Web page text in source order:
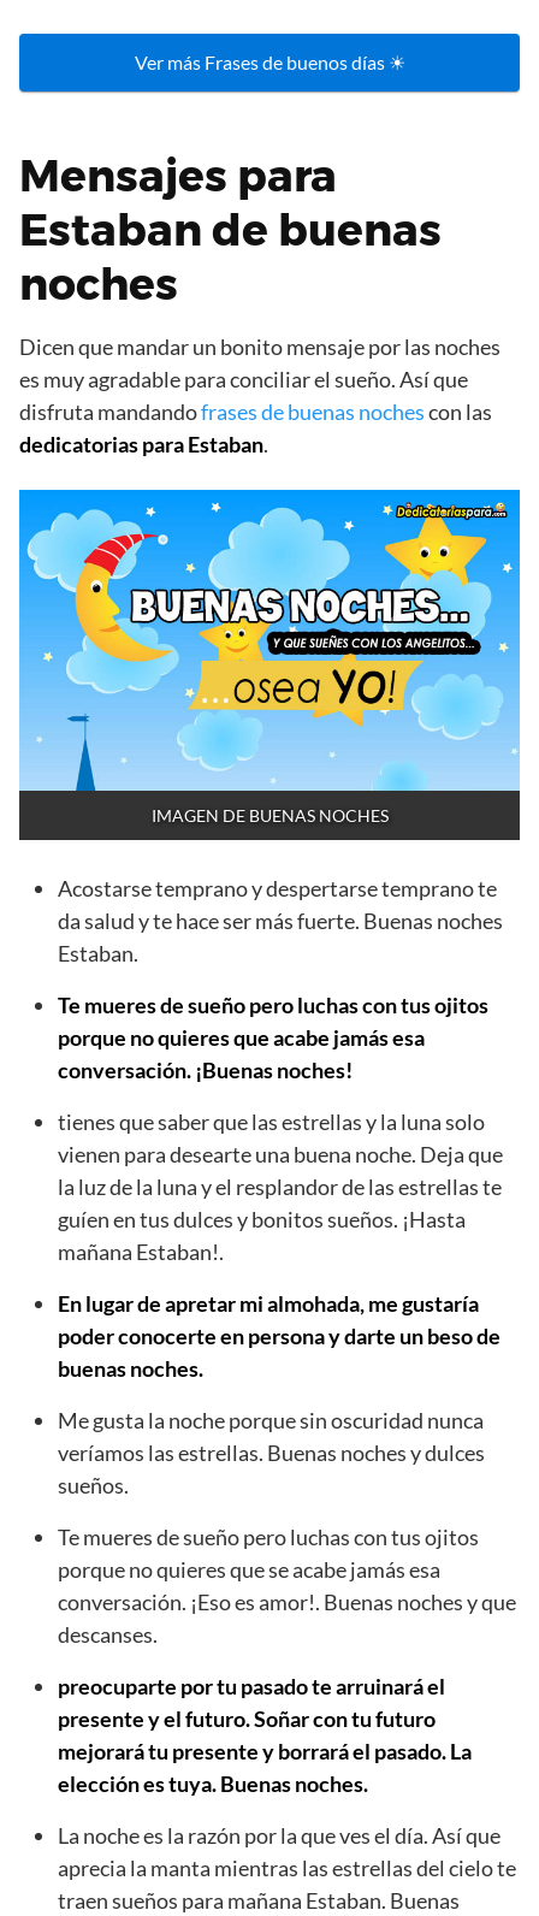
Ver más Frases de buenos días ☀
Mensajes para
Estaban de buenas
noches
Dicen que mandar un bonito mensaje por las noches
es muy agradable para conciliar el sueño. Así que
disfruta mandandofrases de buenas nochescon las
dedicatorias para Estaban.
IMAGEN DE BUENAS NOCHES
Acostarse temprano y despertarse temprano te
da salud y te hace ser más fuerte. Buenas noches
Estaban.
Te mueres de sueño pero luchas con tus ojitos
porque no quieres que acabe jamás esa
conversación. ¡Buenas noches!
tienes que saber que las estrellas y la luna solo
vienen para desearte una buena noche. Deja que
la luz de la luna y el resplandor de las estrellas te
guíen en tus dulces y bonitos sueños. ¡Hasta
mañana Estaban!.
En lugar de apretar mi almohada, me gustaría
poder conocerte en persona y darte un beso de
buenas noches.
Me gusta la noche porque sin oscuridad nunca
veríamos las estrellas. Buenas noches y dulces
sueños.
Te mueres de sueño pero luchas con tus ojitos
porque no quieres que se acabe jamás esa
conversación. ¡Eso es amor!. Buenas noches y que
descanses.
preocuparte por tu pasado te arruinará el
presente y el futuro. Soñar con tu futuro
mejorará tu presente y borrará el pasado. La
elección es tuya. Buenas noches.
La noche es la razón por la que ves el día. Así que
aprecia la manta mientras las estrellas del cielo te
traen sueños para mañana Estaban. Buenas